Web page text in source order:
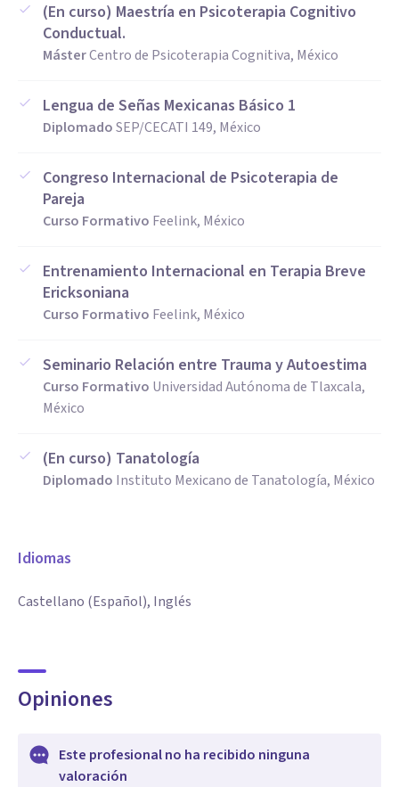
(En curso) Maestría en Psicoterapia Cognitivo
Conductual.
MásterCentro de Psicoterapia Cognitiva, México
Lengua de Señas Mexicanas Básico 1
DiplomadoSEP/CECATI 149, México
Congreso Internacional de Psicoterapia de
Pareja
Curso Formativo Feelink, México
Entrenamiento Internacional en Terapia Breve
Ericksoniana
Curso Formativo Feelink, México
Seminario Relación entre Trauma y Autoestima
Curso Formativo Universidad Autónoma de Tlaxcala,
México
(En curso) Tanatología
Diplomado Instituto Mexicano de Tanatología, México
Idiomas
Castellano (Español), Inglés
Opiniones
Este profesional no ha recibido ninguna
valoración